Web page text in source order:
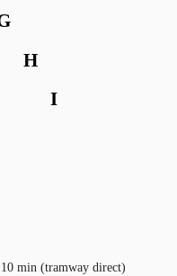
H
I
min (tramway direct)